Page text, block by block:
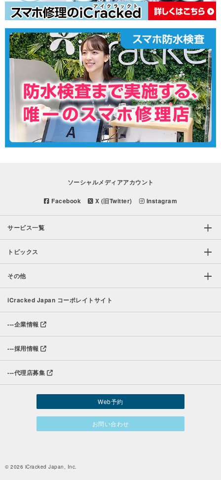
ソーシャルメディアアカウント
Facebook X (旧Twitter) Instagram
サービス一覧
トピックス
その他
iCracked Japan コーポレイトサイト
---企業情報
---採用情報
---代理店募集
Web予約
お問い合わせ
© 2026 iCracked Japan, Inc.